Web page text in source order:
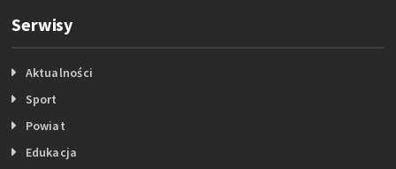
Serwisy
Aktualności
Sport
Powiat
Edukacja